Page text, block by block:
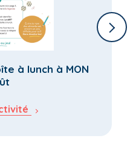
à lunch à MON